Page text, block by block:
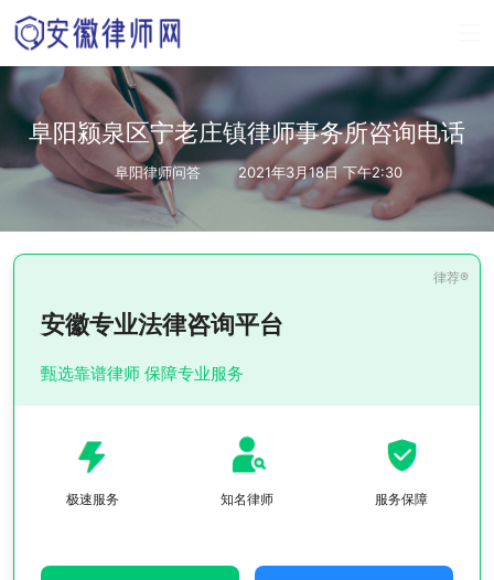
阜阳颍泉区宁老庄镇律师事务所咨询电话
阜阳律师问答 2021年3月18日 下午2:30
安徽专业法律咨询平台
甄选靠谱律师 保障专业服务
极速服务 知名律师 服务保障